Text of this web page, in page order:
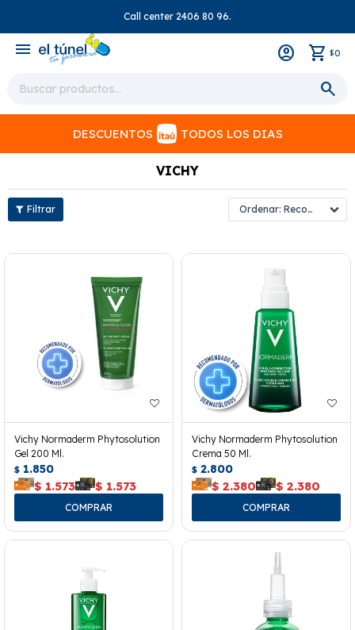
Call center 2406 80 96.
menu $0
DESCUENTOS TODOS LOS DIAS
VICHY
Recomendados
Vichy Normaderm Phytosolution
Gel 200 Ml.
$ 1.850
$ 1.573 $ 1.573
Vichy Normaderm Phytosolution
Crema 50 Ml.
$ 2.800
$ 2.380 $ 2.380
close